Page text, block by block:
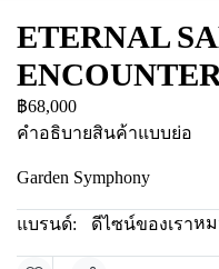
ETERNAL
฿68,000
คำอธิบายสินค้าแบบย่อ
Garden Symphony
แบรนด์: ดีไซน์ของเราห